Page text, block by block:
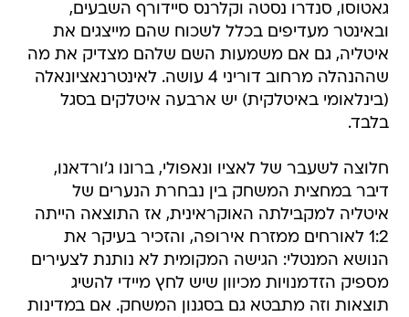
גאטוסו, סנדרו נסטה וקלרנס סיידורף השבעים,
ובאינטר מעדיפים בכלל לשכוח שהם מייצגים את
איטליה, גם אם משמעות השם שלהם מצדיק את מה
שההנהלה מרחוב דוריני 4 עושה. לאינטרנאציונאלה
(בינלאומי באיטלקית) יש ארבעה איטלקים בסגל
בלבד.
חלוצה לשעבר של לאציו ונאפולי, ברונו ג'ורדאנו,
דיבר במחצית המשחק בין נבחרת הנערים של
איטליה למקבילתה האוקראינית, אז התוצאה הייתה
1:2 לאורחים ממזרח אירופה, והזכיר בעיקר את
הנושא המנטלי: הגישה המקומית לא נותנת לצעירים
מספיק הזדמנויות מכיוון שיש לחץ מיידי להשיג
תוצאות וזה מתבטא גם בסגנון המשחק. אם במדינות